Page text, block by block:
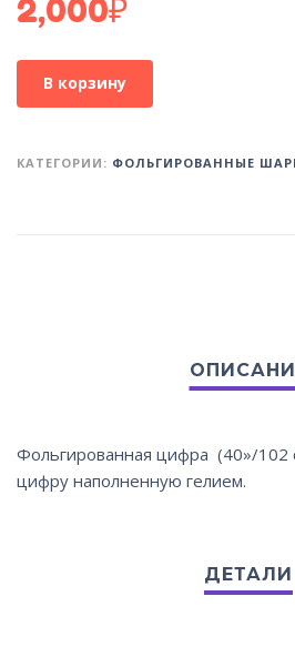
2,000₽
В корзину
КАТЕГОРИИ: ФОЛЬГИРОВАННЫЕ
Фольгированная цифра (40»/102
цифру наполненную гелием.